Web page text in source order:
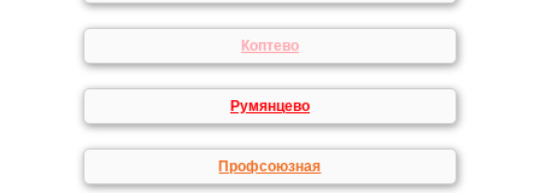
Коптево
Румянцево
Профсоюзная